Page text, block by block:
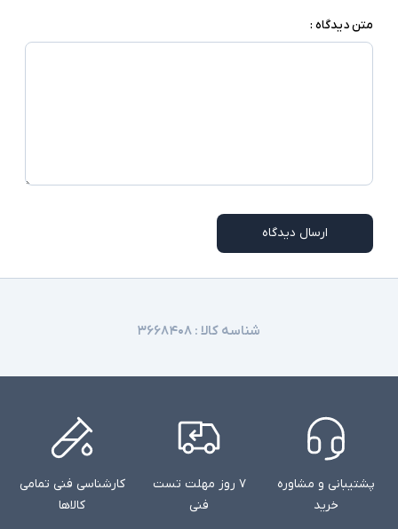
متن دیدگاه :
ارسال دیدگاه
شناسه کالا : ۳۶۶۸۴۰۸
پشتیبانی و مشاوره
خرید
۷ روز مهلت تست
فنی
کارشناسی فنی تمامی
کالاها